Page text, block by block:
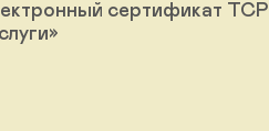
сертификат ТСР